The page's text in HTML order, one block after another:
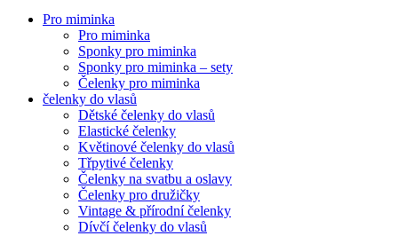
Pro miminka
Pro miminka
Sponky pro miminka
Sponky pro miminka – sety
Čelenky pro miminka
čelenky do vlasů
Dětské čelenky do vlasů
Elastické čelenky
Květinové čelenky do vlasů
Třpytivé čelenky
Čelenky na svatbu a oslavy
Čelenky pro družičky
Vintage & přírodní čelenky
Dívčí čelenky do vlasů